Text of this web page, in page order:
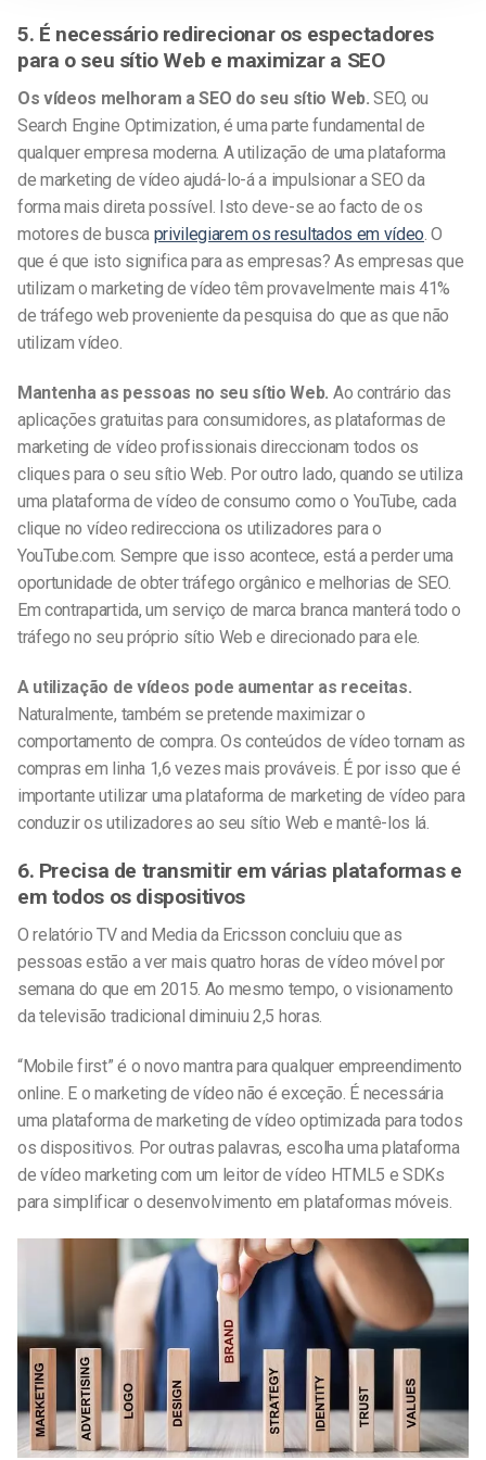
5. É necessário redirecionar os espectadores
para o seu sítio Web e maximizar a SEO
Os vídeos melhoram a SEO do seu sítio Web.SEO, ou
Search Engine Optimization, é uma parte fundamental de
qualquer empresa moderna. A utilização de uma plataforma
de marketing de vídeo ajudá-lo-á a impulsionar a SEO da
forma mais direta possível. Isto deve-se ao facto de os
motores de busca privilegiarem os resultados em vídeo. O
que é que isto significa para as empresas? As empresas que
utilizam o marketing de vídeo têm provavelmente mais 41%
de tráfego web proveniente da pesquisa do que as que não
utilizam vídeo.
Mantenha as pessoas no seu sítio Web. Ao contrário das
aplicações gratuitas para consumidores, as plataformas de
marketing de vídeo profissionais direccionam todos os
cliques para o seu sítio Web. Por outro lado, quando se utiliza
uma plataforma de vídeo de consumo como o YouTube, cada
clique no vídeo redirecciona os utilizadores para o
YouTube.com. Sempre que isso acontece, está a perder uma
oportunidade de obter tráfego orgânico e melhorias de SEO.
Em contrapartida, um serviço de marca branca manterá todo o
tráfego no seu próprio sítio Web e direcionado para ele.
A utilização de vídeos pode aumentar as receitas.
Naturalmente, também se pretende maximizar o
comportamento de compra. Os conteúdos de vídeo tornam as
compras em linha 1,6 vezes mais prováveis. É por isso que é
importante utilizar uma plataforma de marketing de vídeo para
conduzir os utilizadores ao seu sítio Web e mantê-los lá.
6. Precisa de transmitir em várias plataformas e
em todos os dispositivos
O relatório TV and Media da Ericsson concluiu que as
pessoas estão a ver mais quatro horas de vídeo móvel por
semana do que em 2015. Ao mesmo tempo, o visionamento
da televisão tradicional diminuiu 2,5 horas.
“Mobile first” é o novo mantra para qualquer empreendimento
online. E o marketing de vídeo não é exceção. É necessária
uma plataforma de marketing de vídeo optimizada para todos
os dispositivos. Por outras palavras, escolha uma plataforma
de vídeo marketing com um leitor de vídeo HTML5 e SDKs
para simplificar o desenvolvimento em plataformas móveis.